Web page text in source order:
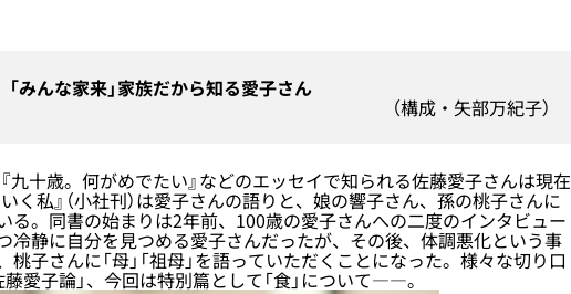
「みんな家来」家族だから知る愛子さん
（構成・矢部万紀子）
九十歳。何がめでたい』などのエッセイで知られる佐藤愛子さんは現在
く私』（小社刊）は愛子さんの語りと、娘の響子さん、孫の桃子さんに
る。同書の始まりは2年前、100歳の愛子さんへの二度のインタビュー
冷静に自分を見つめる愛子さんだったが、その後、体調悪化という事
子さんに「母」「祖母」を語っていただくことになった。様々な切り口
愛子論」、今回は特別篇として「食」について――。